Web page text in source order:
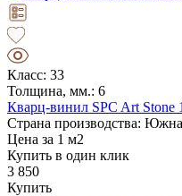
Класс: 33
Толщина, мм.: 6
Кварц-винил SPC Art
Страна производства:
Цена за 1 м2
Купить в один клик
3 850
Купить